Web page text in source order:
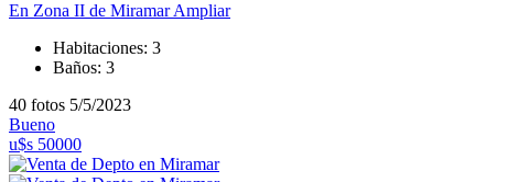
En Zona II de MiramarAmpliar
Habitaciones: 3
Baños: 3
40 fotos 5/5/2023
Bueno
u$s 50000